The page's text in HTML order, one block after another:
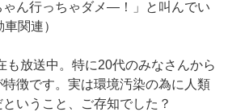
ゃん行っちゃダメ—！」と叫んでい
関連）
も放送中。特に20代のみなさんから
徴です。実は環境汚染の為に人類
いうこと、ご存知でした？